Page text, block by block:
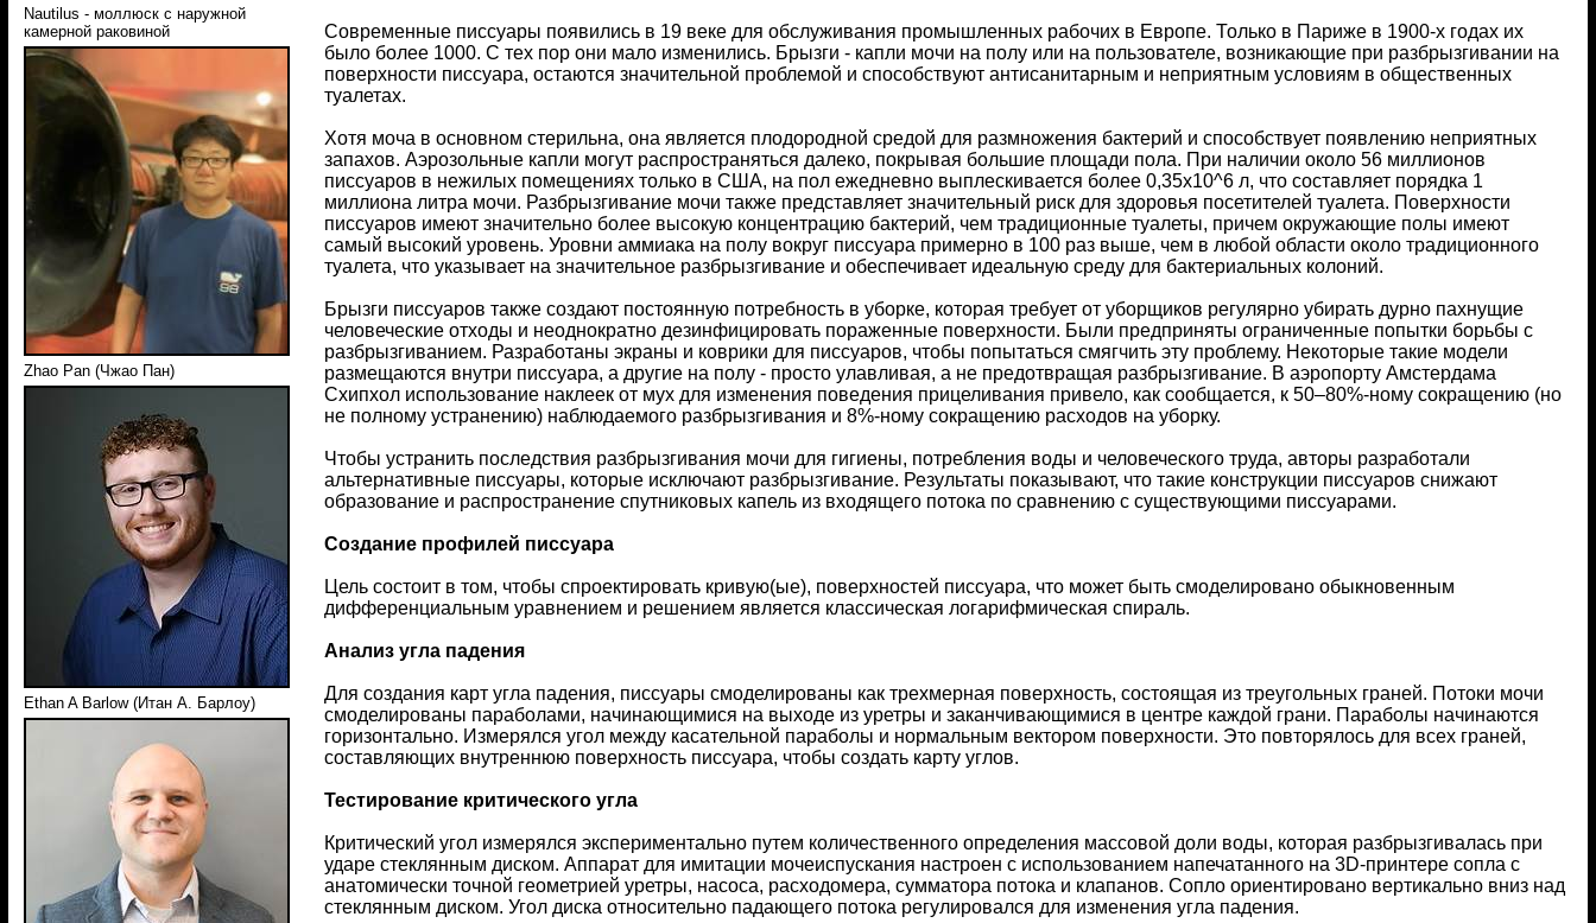
Nautilus - моллюск с наружной
камерной раковиной
Zhao Pan (Чжао Пан)
Ethan A Barlow (Итан А. Барлоу)
Современные писсуары появились в 19 веке для обслуживания промышленных рабочих в Европе. Только в Париже в 1900-х годах их
было более 1000. С тех пор они мало изменились. Брызги - капли мочи на полу или на пользователе, возникающие при разбрызгивании на
поверхности писсуара, остаются значительной проблемой и способствуют антисанитарным и неприятным условиям в общественных
туалетах.
Хотя моча в основном стерильна, она является плодородной средой для размножения бактерий и способствует появлению неприятных
запахов. Аэрозольные капли могут распространяться далеко, покрывая большие площади пола. При наличии около 56 миллионов
писсуаров в нежилых помещениях только в США, на пол ежедневно выплескивается более 0,35х10^6 л, что составляет порядка 1
миллиона литра мочи. Разбрызгивание мочи также представляет значительный риск для здоровья посетителей туалета. Поверхности
писсуаров имеют значительно более высокую концентрацию бактерий, чем традиционные туалеты, причем окружающие полы имеют
самый высокий уровень. Уровни аммиака на полу вокруг писсуара примерно в 100 раз выше, чем в любой области около традиционного
туалета, что указывает на значительное разбрызгивание и обеспечивает идеальную среду для бактериальных колоний.
Брызги писсуаров также создают постоянную потребность в уборке, которая требует от уборщиков регулярно убирать дурно пахнущие
человеческие отходы и неоднократно дезинфицировать пораженные поверхности. Были предприняты ограниченные попытки борьбы с
разбрызгиванием. Разработаны экраны и коврики для писсуаров, чтобы попытаться смягчить эту проблему. Некоторые такие модели
размещаются внутри писсуара, а другие на полу - просто улавливая, а не предотвращая разбрызгивание. В аэропорту Амстердама
Схипхол использование наклеек от мух для изменения поведения прицеливания привело, как сообщается, к 50–80%-ному сокращению (но
не полному устранению) наблюдаемого разбрызгивания и 8%-ному сокращению расходов на уборку.
Чтобы устранить последствия разбрызгивания мочи для гигиены, потребления воды и человеческого труда, авторы разработали
альтернативные писсуары, которые исключают разбрызгивание. Результаты показывают, что такие конструкции писсуаров снижают
образование и распространение спутниковых капель из входящего потока по сравнению с существующими писсуарами.
Создание профилей писсуара
Цель состоит в том, чтобы спроектировать кривую(ые), поверхностей писсуара, что может быть смоделировано обыкновенным
дифференциальным уравнением и решением является классическая логарифмическая спираль.
Анализ угла падения
Для создания карт угла падения, писсуары смоделированы как трехмерная поверхность, состоящая из треугольных граней. Потоки мочи
смоделированы параболами, начинающимися на выходе из уретры и заканчивающимися в центре каждой грани. Параболы начинаются
горизонтально. Измерялся угол между касательной параболы и нормальным вектором поверхности. Это повторялось для всех граней,
составляющих внутреннюю поверхность писсуара, чтобы создать карту углов.
Тестирование критического угла
Критический угол измерялся экспериментально путем количественного определения массовой доли воды, которая разбрызгивалась при
ударе стеклянным диском. Аппарат для имитации мочеиспускания настроен с использованием напечатанного на 3D-принтере сопла с
анатомически точной геометрией уретры, насоса, расходомера, сумматора потока и клапанов. Сопло ориентировано вертикально вниз над
стеклянным диском. Угол диска относительно падающего потока регулировался для изменения угла падения.